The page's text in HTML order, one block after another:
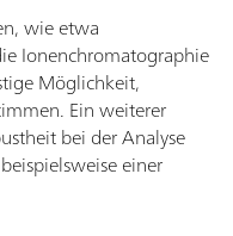
wie etwa
Ionenchromatographie
Möglichkeit,
Ein weiterer
bei der Analyse
einer